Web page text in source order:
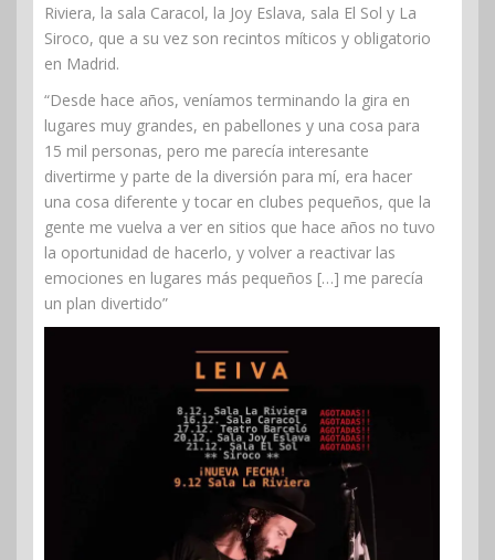
Riviera, la sala Caracol, la Joy Eslava, sala El Sol y La
Siroco, que a su vez son recintos míticos y obligatorio
en Madrid.
“Desde hace años, veníamos terminando la gira en
lugares muy grandes, en pabellones y una cosa para
15 mil personas, pero me parecía interesante
divertirme y parte de la diversión para mí, era hacer
una cosa diferente y tocar en clubes pequeños, que la
gente me vuelva a ver en sitios que hace años no tuvo
la oportunidad de hacerlo, y volver a reactivar las
emociones en lugares más pequeños […] me parecía
un plan divertido”